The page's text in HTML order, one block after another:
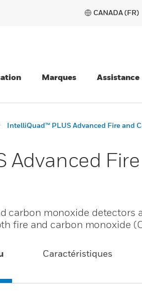
CANADA (FR)
Marques Assistance
IntelliQuad™ PLUS Advanced Fire and
Advanced
carbon monoxide detectors
fire and carbon monoxide
Caractéristiques